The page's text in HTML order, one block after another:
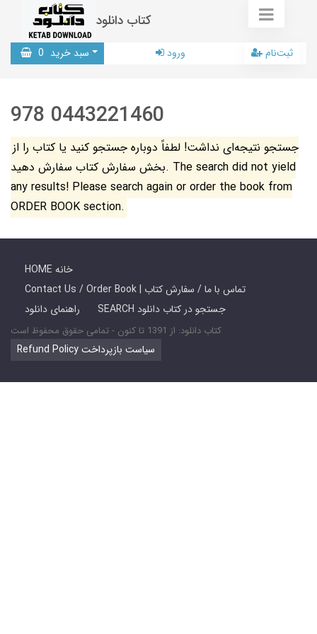
کتاب دانلود
سبد خرید 0 ورود ثبت‌نام
978 0443221460
جستجو نتیجه‌ای نداشت! لطفاً دوباره جستجو کنید یا کتاب را از
بخش سفارش کتاب سفارش دهید. The search did not yield
any results! Please search again or order the book from
ORDER BOOK section.
HOME خانه
Contact Us / Order Book | تماس با ما / سفارش کتاب
راهنمای دانلود
SEARCH جستجو در کتاب دانلود
کتاب دانلود: از 1391 تا کنون - تمامی حقوق محفوظ است
Refund Policy سیاست بازپرداخت